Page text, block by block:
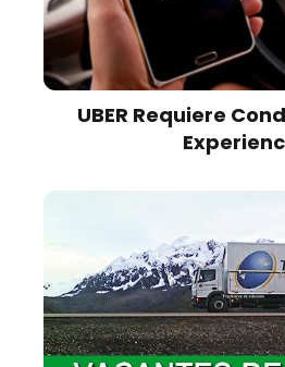
UBER Requiere